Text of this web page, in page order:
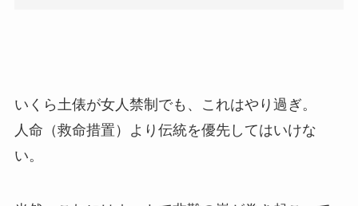
いくら土俵が女人禁制でも、これはやり過ぎ。
人命（救命措置）より伝統を優先してはいけな
い。